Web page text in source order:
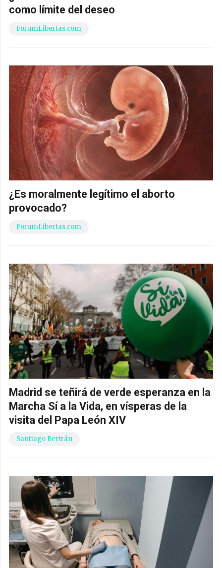
como límite del deseo
ForumLibertas.com
¿Es moralmente legítimo el aborto
provocado?
ForumLibertas.com
Madrid se teñirá de verde esperanza en la
Marcha Sí a la Vida, en vísperas de la
visita del Papa León XIV
Santiago Bertrán